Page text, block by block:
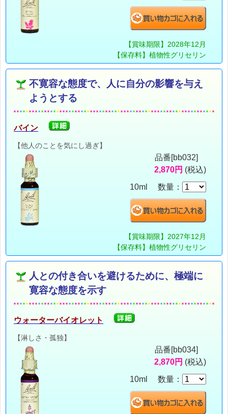
【賞味期限】2028年12月
【保存料】植物性グリセリン
不寛容な態度で、人に自分の影響を与え
ようとする
バイン
【他人のことを気にし過ぎ】
品番[bb032]
2,870円 (税込)
10ml 数量：
【賞味期限】2027年12月
【保存料】植物性グリセリン
人との付き合いを避けるために、極端に
寛容な態度を示す
ウォーターバイオレット
【淋しさ・孤独】
品番[bb034]
2,870円 (税込)
10ml 数量：